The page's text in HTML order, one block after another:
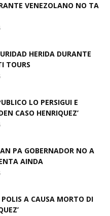
VENEZOLANO NO TA
HERIDA DURANTE
TOURS
LO PERSIGUI E
CASO HENRIQUEZ’
PA GOBERNADOR NO A
AINDA
POLIS A CAUSA MORTO DI